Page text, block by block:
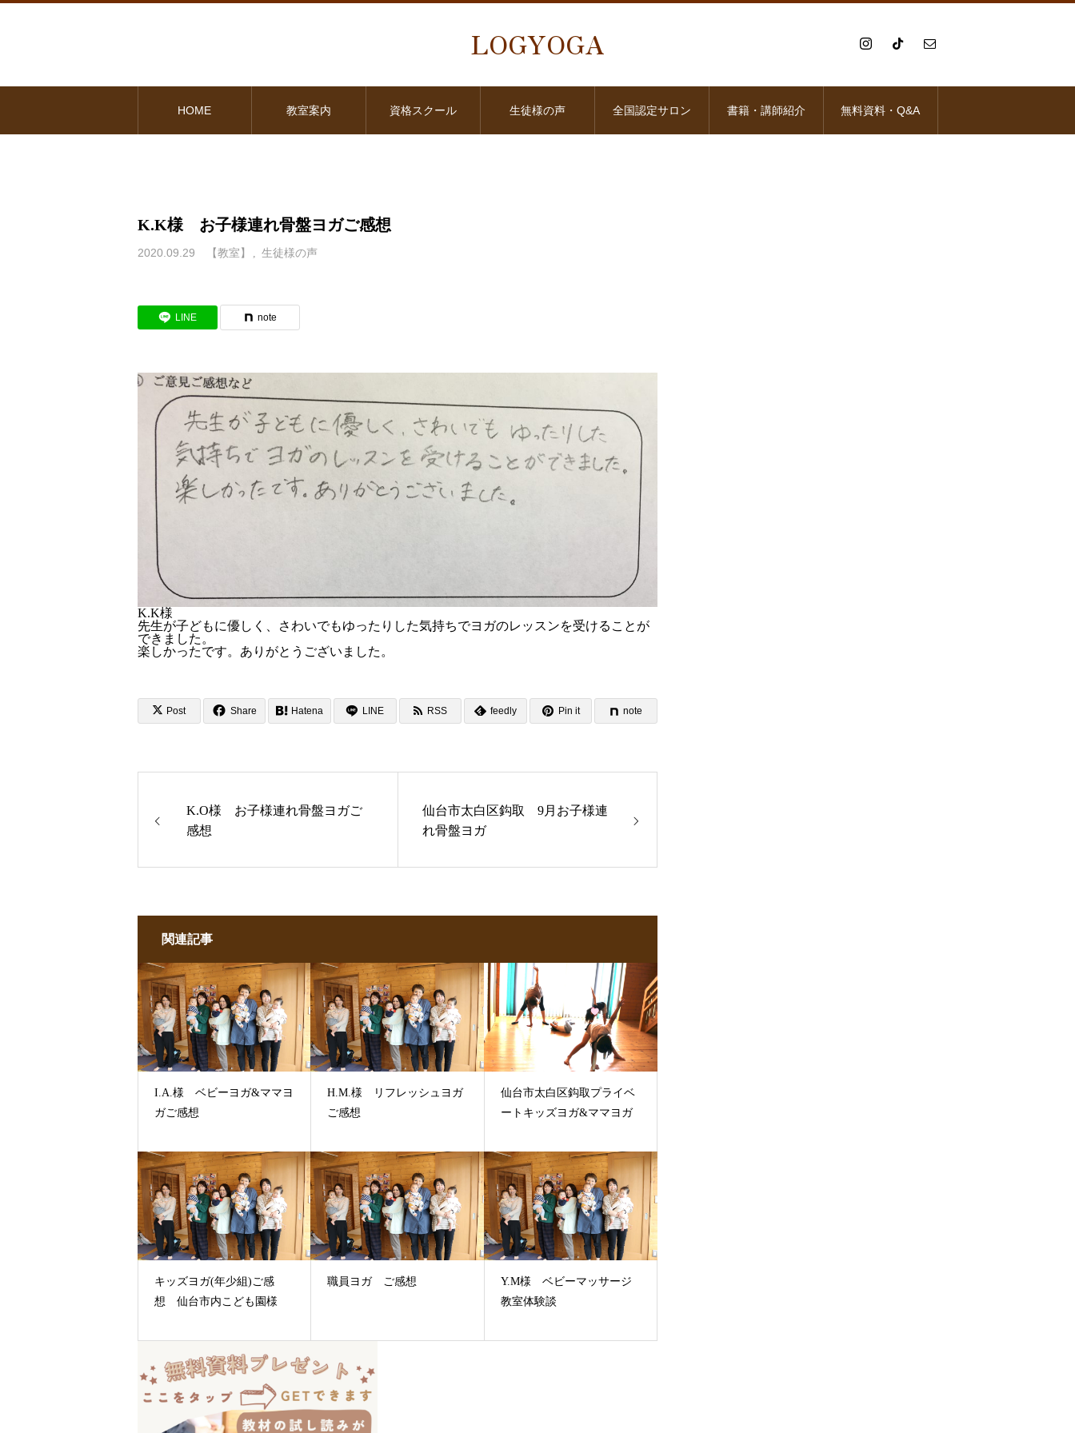
LOGYOGA
HOME 教室案内 資格スクール 生徒様の声 全国認定サロン 書籍・講師紹介 無料資料・Q&A
K.K様 お子様連れ骨盤ヨガご感想
2020.09.29 【教室】 生徒様の声
LINE note
K.K様
先生が子どもに優しく、さわいでもゆったりした気持ちでヨガのレッスンを受けることが
できました。
楽しかったです。ありがとうございました。
Post Share Hatena LINE RSS feedly Pin it note
K.O様 お子様連れ骨盤ヨガご
感想
仙台市太白区鈎取 9月お子様連
れ骨盤ヨガ
関連記事
I.A.様 ベビーヨガ&ママヨ
ガご感想
H.M.様 リフレッシュヨガ
ご感想
仙台市太白区鈎取プライベ
ートキッズヨガ&ママヨガ
キッズヨガ(年少組)ご感
想 仙台市内こども園様
職員ヨガ ご感想
Y.M様 ベビーマッサージ
教室体験談